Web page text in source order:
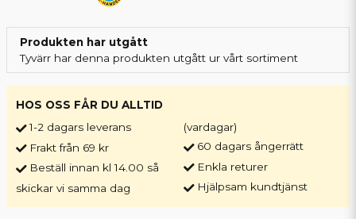
Produkten har utgått
Tyvärr har denna produkten utgått ur vårt sortiment
HOS OSS FÅR DU ALLTID
1-2 dagars leverans
Frakt från 69 kr
Beställ innan kl 14.00 så
skickar vi samma dag
(vardagar)
60 dagars ångerrätt
Enkla returer
Hjälpsam kundtjänst